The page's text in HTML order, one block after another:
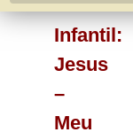
Infantil:
Jesus
–
Meu